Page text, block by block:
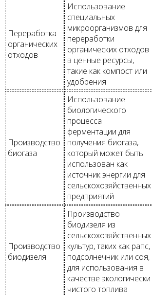
Переработка
органических
отходов
Использование
специальных
микроорганизмов для
переработки
органических отходов
в ценные ресурсы,
такие как компост или
удобрения
Производство
биогаза
Использование
биологического
процесса
ферментации для
получения биогаза,
который может быть
использован как
источник энергии для
сельскохозяйственных
предприятий
Производство
биодизеля
Производство
биодизеля из
сельскохозяйственных
культур, таких как рапс,
подсолнечник или соя,
для использования в
качестве экологически
чистого топлива